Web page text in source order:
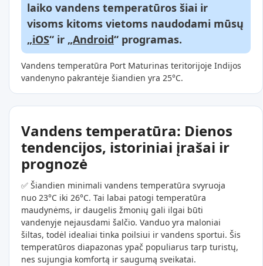
laiko vandens temperatūros šiai ir
visoms kitoms vietoms naudodami mūsų
„iOS“ ir „Android“ programas.
Vandens temperatūra Port Maturinas teritorijoje Indijos
vandenyno pakrantėje šiandien yra 25°C.
Vandens temperatūra: Dienos
tendencijos, istoriniai įrašai ir
prognozė
✅ Šiandien minimali vandens temperatūra svyruoja
nuo 23°C iki 26°C. Tai labai patogi temperatūra
maudynėms, ir daugelis žmonių gali ilgai būti
vandenyje nejausdami šalčio. Vanduo yra maloniai
šiltas, todėl idealiai tinka poilsiui ir vandens sportui. Šis
temperatūros diapazonas ypač populiarus tarp turistų,
nes sujungia komfortą ir saugumą sveikatai.